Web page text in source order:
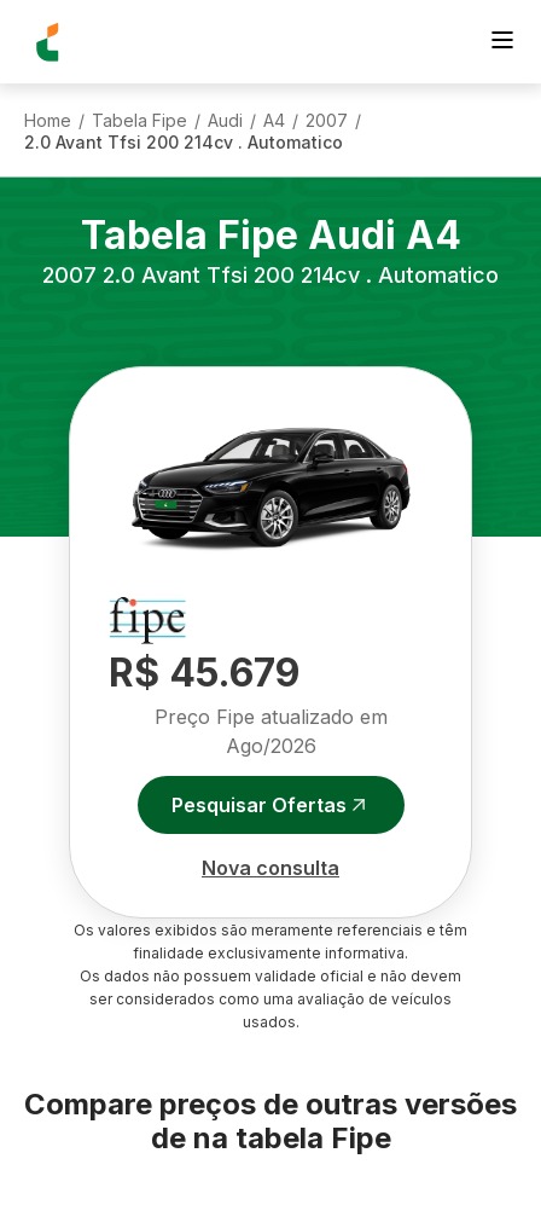
Home / Tabela Fipe / Audi / A4 / 2007 /
2.0 Avant Tfsi 200 214cv . Automatico
Tabela Fipe Audi A4
2007 2.0 Avant Tfsi 200 214cv . Automatico
R$ 45.679
Preço Fipe atualizado em
Ago/2026
Pesquisar Ofertas
Nova consulta
Os valores exibidos são meramente referenciais e têm
finalidade exclusivamente informativa.
Os dados não possuem validade oficial e não devem
ser considerados como uma avaliação de veículos
usados.
Compare preços de outras versões
de na tabela Fipe